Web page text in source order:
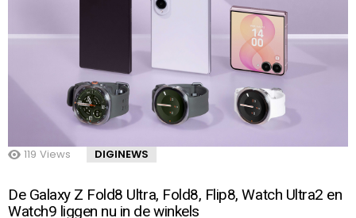
119 Views DIGINEWS
De Galaxy Z Fold8 Ultra, Fold8, Flip8, Watch Ultra2 en
Watch9 liggen nu in de winkels